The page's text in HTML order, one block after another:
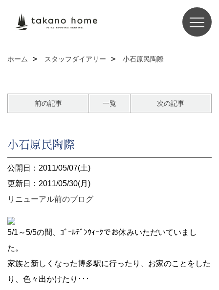
ホーム スタッフダイアリー 小石原民陶際
前の記事 一覧 次の記事
小石原民陶際
公開日：2011/05/07(土)
更新日：2011/05/30(月)
リニューアル前のブログ
5/1～5/5の間、ｺﾞｰﾙﾃﾞﾝｳｨｰｸでお休みいただいていまし
た。
家族と新しくなった博多駅に行ったり、お家のことをした
り、色々出かけたり･･･